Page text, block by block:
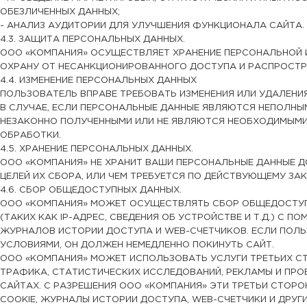
ОБЕЗЛИЧЕННЫХ ДАННЫХ;
- АНАЛИЗ АУДИТОРИИ ДЛЯ УЛУЧШЕНИЯ ФУНКЦИОНАЛА САЙТА.
4.3. ЗАЩИТА ПЕРСОНАЛЬНЫХ ДАННЫХ.
ООО «КОМПАНИЯ» ОСУЩЕСТВЛЯЕТ ХРАНЕНИЕ ПЕРСОНАЛЬНОЙ
ОХРАНУ ОТ НЕСАНКЦИОНИРОВАННОГО ДОСТУПА И
4.4. ИЗМЕНЕНИЕ ПЕРСОНАЛЬНЫХ ДАННЫХ
ПОЛЬЗОВАТЕЛЬ ВПРАВЕ ТРЕБОВАТЬ ИЗМЕНЕНИЯ ИЛИ
В СЛУЧАЕ, ЕСЛИ ПЕРСОНАЛЬНЫЕ ДАННЫЕ ЯВЛЯЮТСЯ
НЕЗАКОННО ПОЛУЧЕННЫМИ ИЛИ НЕ ЯВЛЯЮТСЯ
ОБРАБОТКИ.
4.5. ХРАНЕНИЕ ПЕРСОНАЛЬНЫХ ДАННЫХ.
ООО «КОМПАНИЯ» НЕ ХРАНИТ ВАШИ ПЕРСОНАЛЬНЫЕ ДАННЫЕ
ЦЕЛЕЙ ИХ СБОРА, ИЛИ ЧЕМ ТРЕБУЕТСЯ ПО ДЕЙСТВУЮЩЕМУ
4.6. СБОР ОБЩЕДОСТУПНЫХ ДАННЫХ.
ООО «КОМПАНИЯ» МОЖЕТ ОСУЩЕСТВЛЯТЬ СБОР
(ТАКИХ КАК IP-АДРЕС, СВЕДЕНИЯ ОБ УСТРОЙСТВЕ И Т.Д.) С
ЖУРНАЛОВ ИСТОРИИ ДОСТУПА И WEB-СЧЕТЧИКОВ. ЕСЛИ
УСЛОВИЯМИ, ОН ДОЛЖЕН НЕМЕДЛЕННО ПОКИНУТЬ САЙТ.
ООО «КОМПАНИЯ» МОЖЕТ ИСПОЛЬЗОВАТЬ УСЛУГИ ТРЕТЬИХ
ТРАФИКА, СТАТИСТИЧЕСКИХ ИССЛЕДОВАНИЙ, РЕКЛАМЫ И
САЙТАХ. С РАЗРЕШЕНИЯ ООО «КОМПАНИЯ» ЭТИ ТРЕТЬИ
COOKIE, ЖУРНАЛЫ ИСТОРИИ ДОСТУПА, WEB-СЧЕТЧИКИ И